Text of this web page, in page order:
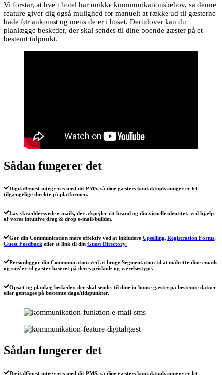
Vi forstår, at hvert hotel har unikke kommunikationsbehov, så denne
feature giver dig også mulighed for manuelt at række ud til gæsterne
både før ankomst og mens de er i huset. Derudover kan du
planlægge beskeder, der skal sendes til dine boende gæster på et
bestemt tidpunkt.
Sådan fungerer det
DigitalGuest integreres med dit PMS, så dine gæsters kontaktoplysninger er let
tilgængelige direkte på platformen.
Lav skræddersyede e-mails, der afspejler dit brand og din visuelle identitet, ved hjælp
af vores intuitive drag & drop e-mail-builder.
Gør din Communication mere effektiv ved at inkludere Upselling, Registration Forms,
Guest Feedback eller et link til din Guest Directory.
Personliggør din Communication ved at bruge Segmentation til at målrette dine emails
og sms’er til gæster baseret på deres priskode og værelsestype.
Opsæt og planlæg beskeder, der skal sendes til dine in-house gæster på bestemte datoer
eller gentages på bestemte dage/tidspunkter.
Sådan fungerer det
DigitalGuest integreres med dit PMS, så dine gæsters kontaktoplysninger er let